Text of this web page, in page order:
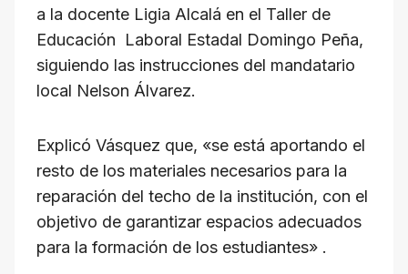
a la docente Ligia Alcalá en el Taller de
Educación Laboral Estadal Domingo Peña,
siguiendo las instrucciones del mandatario
local Nelson Álvarez.
Explicó Vásquez que, «se está aportando el
resto de los materiales necesarios para la
reparación del techo de la institución, con el
objetivo de garantizar espacios adecuados
para la formación de los estudiantes» .